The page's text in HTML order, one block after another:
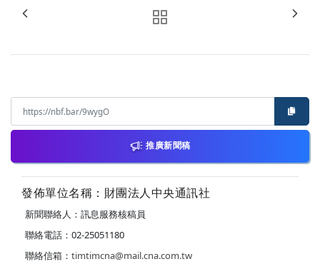
推廣新聞稿
發佈單位名稱：財團法人中央通訊社
新聞聯絡人：訊息服務核稿員
聯絡電話：02-25051180
聯絡信箱： timtimcna@mail.cna.com.tw